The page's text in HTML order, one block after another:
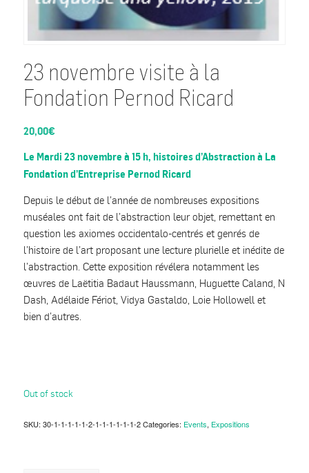
23 novembre visite à la
Fondation Pernod Ricard
20,00€
Le Mardi 23 novembre à 15 h, histoires d’Abstraction à La
Fondation d’Entreprise Pernod Ricard
Depuis le début de l’année de nombreuses expositions
muséales ont fait de l’abstraction leur objet, remettant en
question les axiomes occidentalo-centrés et genrés de
l’histoire de l’art proposant une lecture plurielle et inédite de
l’abstraction. Cette exposition révélera notamment les
œuvres de Laëtitia Badaut Haussmann, Huguette Caland, N
Dash, Adélaide Fériot, Vidya Gastaldo, Loie Hollowell et
bien d’autres.
Out of stock
SKU: 30-1-1-1-1-1-2-1-1-1-1-1-1-2 Categories: Events, Expositions